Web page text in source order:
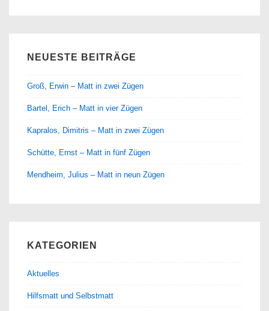
NEUESTE BEITRÄGE
Groß, Erwin – Matt in zwei Zügen
Bartel, Erich – Matt in vier Zügen
Kapralos, Dimitris – Matt in zwei Zügen
Schütte, Ernst – Matt in fünf Zügen
Mendheim, Julius – Matt in neun Zügen
KATEGORIEN
Aktuelles
Hilfsmatt und Selbstmatt